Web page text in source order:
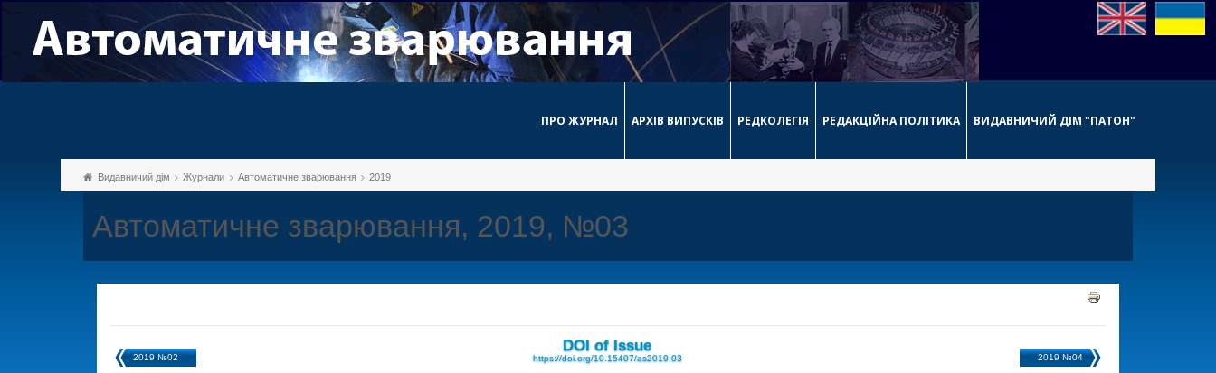
ПРО ЖУРНАЛ АРХІВ ВИПУСКІВ РЕДКОЛЕГІЯ РЕДАКЦІЙНА ПОЛІТИКА ВИДАВНИЧИЙ ДІМ "ПАТОН"
Видавничий дім Журнали Автоматичне зварювання 2019
Автоматичне зварювання, 2019, №03
2019 №02
DOI of Issue
https://doi.org/10.15407/as2019.03 2019 №04